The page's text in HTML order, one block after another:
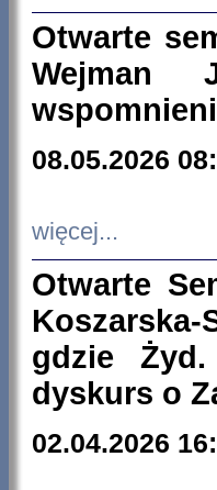
Otwarte
Wejman
08.05.2026
więcej...
Otwarte
Koszarska-
gdzie
dyskurs o
02.04.2026